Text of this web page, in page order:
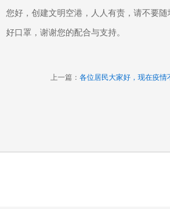
您好，创建文明空港，人人有责，请不要
好口罩，谢谢您的配合与支持。
上一篇： 各位居民大家好，现在疫情